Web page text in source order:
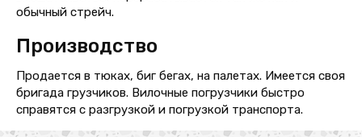
обычный стрейч.
Производство
Продается в тюках, биг бегах, на палетах. Имеется своя
бригада грузчиков. Вилочные погрузчики быстро
справятся с разгрузкой и погрузкой транспорта.